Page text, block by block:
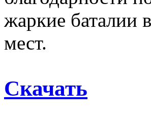
жаркие баталии
мест.
Скачать